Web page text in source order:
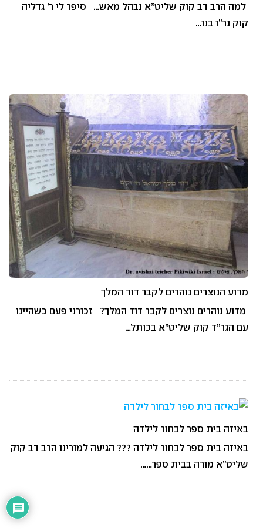
למה הרב דב קוק שליט”א נבהל מאש… סיפר לי ר’ גדליה
קוק נר”ו בנו…
מדוע הנוצרים נוהרים לקבר דוד המלך
מדוע נוהרים נוצרים לקבר דוד המלך? זכורני פעם כשהיינו
עם הגר”ד קוק שליט”א בכותל…
באיזה בית ספר לבחור לילדה
באיזה בית ספר לבחור לילדה ??? הגיעה למורינו הרב דב קוק
שליט”א מורה בבית ספר……